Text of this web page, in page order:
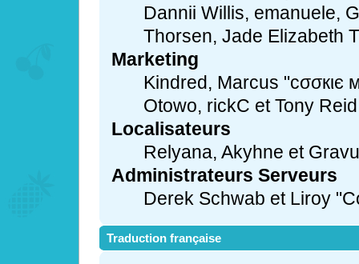
Dannii Willis, emanuele,
Thorsen, Jade Elizabeth
Marketing
Kindred, Marcus "cσσкιє
Otowo, rickC et Tony Reid
Localisateurs
Relyana, Akyhne et
Administrateurs Serveurs
Derek Schwab et Liroy
Traduction française